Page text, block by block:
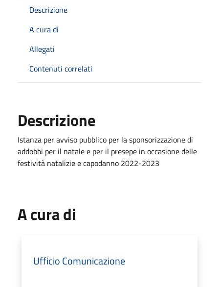
Descrizione
A cura di
Allegati
Contenuti correlati
Descrizione
Istanza per avviso pubblico per la sponsorizzazione di
addobbi per il natale e per il presepe in occasione delle
festività natalizie e capodanno 2022-2023
A cura di
Ufficio Comunicazione